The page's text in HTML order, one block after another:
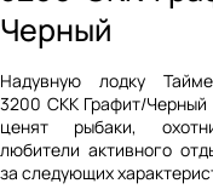
Черный
Надувную лодку
3200 СКК Графит/Черный
ценят рыбаки,
любители активного
за следующих